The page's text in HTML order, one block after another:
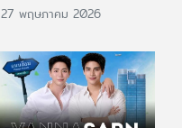
27 พฤษภาคม 2026